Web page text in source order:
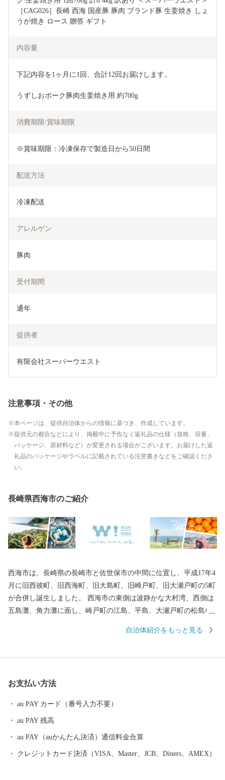
［CAG026］長崎 西海 国産豚 豚肉 ブランド豚 生姜焼き しょ
うが焼き ロース 贈答 ギフト
内容量
下記内容を1ヶ月に1回、合計12回お届けします。
うずしおポーク豚肉生姜焼き用 約700g
消費期限/賞味期限
※賞味期限：冷凍保存で製造日から50日間
配送方法
冷凍配送
アレルゲン
豚肉
受付期間
通年
提供者
有限会社スーパーウエスト
注意事項・その他
本ページは、提供自治体からの情報に基づき、作成しています。
提供元の都合などにより、掲載中に予告なく返礼品の仕様（規格、容量、
パッケージ、原材料など）が変更される場合がございます。お届けした返
礼品のパッケージやラベルに記載されている注意書きなどをご確認くださ
い。
長崎県西海市のご紹介
西海市は、長崎県の長崎市と佐世保市の中間に位置し、平成17年4
月に旧西彼町、旧西海町、旧大島町、旧崎戸町、旧大瀬戸町の5町
が合併し誕生しました。 西海市の東側は波静かな大村湾、西側は
五島灘、角力灘に面し、崎戸町の江島、平島、大瀬戸町の松島な
園、西彼杵半島県立公園の３つの自然公園の指定区域があり、美
キ」など、四季折々の旬の食材に恵まれています。甘くとろける
美味しさの「原口みかん」や大村湾で育った旨みたっぷりの「う
自治体紹介をもっと見る
お支払い方法
au PAY カード（番号入力不要）
au PAY 残高
au PAY（auかんたん決済）通信料金合算
クレジットカード決済（VISA、Master、JCB、Diners、AMEX）